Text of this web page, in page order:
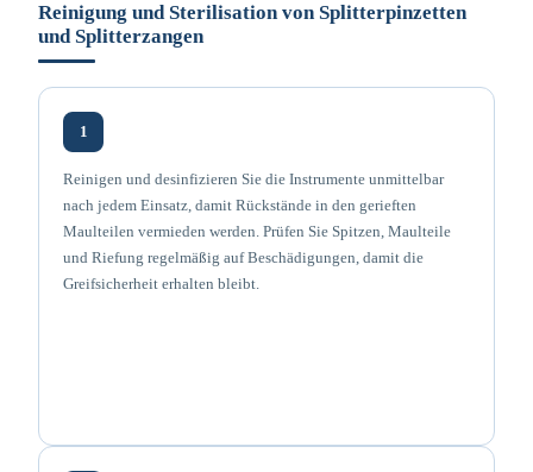
Reinigung und Sterilisation von Splitterpinzetten
und Splitterzangen
1
Reinigen und desinfizieren Sie die Instrumente unmittelbar
nach jedem Einsatz, damit Rückstände in den gerieften
Maulteilen vermieden werden. Prüfen Sie Spitzen, Maulteile
und Riefung regelmäßig auf Beschädigungen, damit die
Greifsicherheit erhalten bleibt.